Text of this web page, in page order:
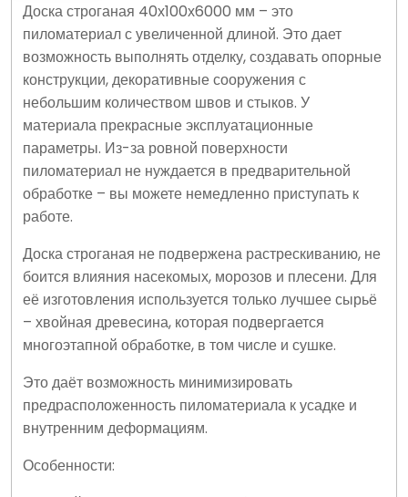
Доска строганая 40х100х6000 мм – это
пиломатериал с увеличенной длиной. Это дает
возможность выполнять отделку, создавать опорные
конструкции, декоративные сооружения с
небольшим количеством швов и стыков. У
материала прекрасные эксплуатационные
параметры. Из-за ровной поверхности
пиломатериал не нуждается в предварительной
обработке – вы можете немедленно приступать к
работе.
Доска строганая не подвержена растрескиванию, не
боится влияния насекомых, морозов и плесени. Для
её изготовления используется только лучшее сырьё
– хвойная древесина, которая подвергается
многоэтапной обработке, в том числе и сушке.
Это даёт возможность минимизировать
предрасположенность пиломатериала к усадке и
внутренним деформациям.
Особенности: